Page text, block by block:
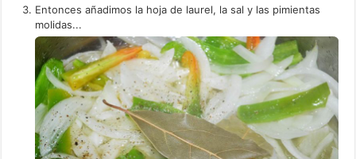
Entonces añadimos la hoja de laurel, la sal y las pimientas
molidas...